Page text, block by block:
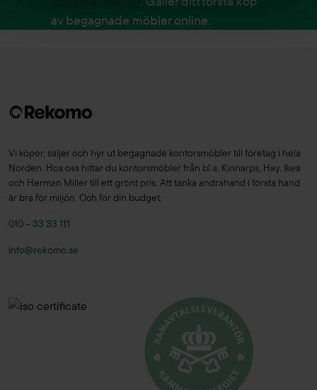
av begagnade möbler online.
Vi köper, säljer och hyr ut begagnade kontorsmöbler till företag i hela
Norden. Hos oss hittar du kontorsmöbler från bl.a. Kinnarps, Hay, Ikea
och Herman Miller till ett grönt pris. Att tänka andrahand i första hand
är bra för miljön. Och för din budget.
010 – 33 33 111
info@rekomo.se